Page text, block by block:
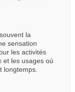
la
sensation
les activités
et les usages où
longtemps.